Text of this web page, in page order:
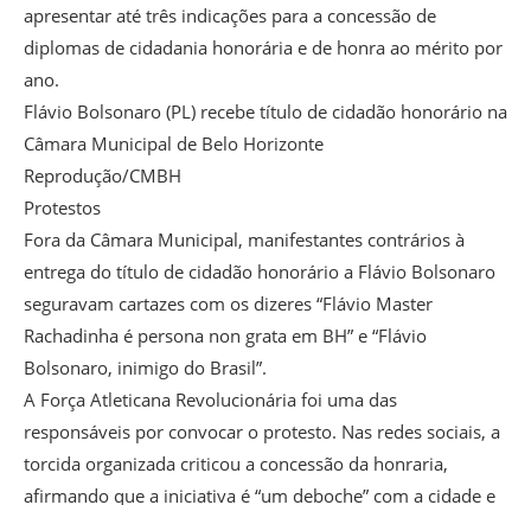
apresentar até três indicações para a concessão de
diplomas de cidadania honorária e de honra ao mérito por
ano.
Flávio Bolsonaro (PL) recebe título de cidadão honorário na
Câmara Municipal de Belo Horizonte
Reprodução/CMBH
Protestos
Fora da Câmara Municipal, manifestantes contrários à
entrega do título de cidadão honorário a Flávio Bolsonaro
seguravam cartazes com os dizeres “Flávio Master
Rachadinha é persona non grata em BH” e “Flávio
Bolsonaro, inimigo do Brasil”.
A Força Atleticana Revolucionária foi uma das
responsáveis por convocar o protesto. Nas redes sociais, a
torcida organizada criticou a concessão da honraria,
afirmando que a iniciativa é “um deboche” com a cidade e